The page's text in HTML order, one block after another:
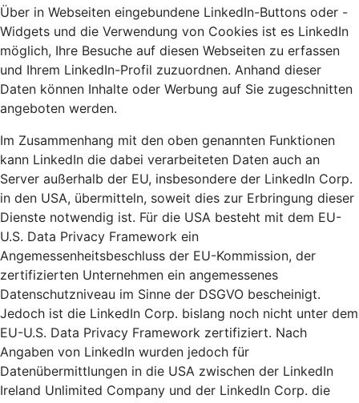
Über in Webseiten eingebundene LinkedIn-Buttons oder -
Widgets und die Verwendung von Cookies ist es LinkedIn
möglich, Ihre Besuche auf diesen Webseiten zu erfassen
und Ihrem LinkedIn-Profil zuzuordnen. Anhand dieser
Daten können Inhalte oder Werbung auf Sie zugeschnitten
angeboten werden.
Im Zusammenhang mit den oben genannten Funktionen
kann LinkedIn die dabei verarbeiteten Daten auch an
Server außerhalb der EU, insbesondere der LinkedIn Corp.
in den USA, übermitteln, soweit dies zur Erbringung dieser
Dienste notwendig ist. Für die USA besteht mit dem EU-
U.S. Data Privacy Framework ein
Angemessenheitsbeschluss der EU-Kommission, der
zertifizierten Unternehmen ein angemessenes
Datenschutzniveau im Sinne der DSGVO bescheinigt.
Jedoch ist die LinkedIn Corp. bislang noch nicht unter dem
EU-U.S. Data Privacy Framework zertifiziert. Nach
Angaben von LinkedIn wurden jedoch für
Datenübermittlungen in die USA zwischen der LinkedIn
Ireland Unlimited Company und der LinkedIn Corp. die